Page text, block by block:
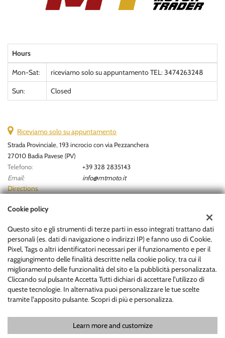
Hours
Mon-Sat: riceviamo solo su appuntamento TEL: 3474263248
Sun: Closed
Riceviamo solo su appuntamento
Strada Provinciale, 193 incrocio con via Pezzanchera
27010 Badia Pavese (PV)
Telefono:
+39 328 2835143
Email:
info@mtmoto.it
Directions
MOTOR TRADER S.R.L
Via Cavour snc - 26866 Castiraga Vidardo (LO)
Tax code and VAT: 12866770964
Registry of companies:MI
Codice univoco:PXQYICS
Copyright © 2026 GestionaleAuto.com S.r.l., All rights reserved -
the Privacy Policy-Cookie Policy
Cookie policy
Questo sito e gli strumenti di terze parti in esso integrati trattano dati
personali (es. dati di navigazione o indirizzi IP) e fanno uso di Cookie,
Pixel, Tags o altri identificatori necessari per il funzionamento e per il
raggiungimento delle finalità descritte nella cookie policy, tra cui il
miglioramento delle funzionalità del sito e la pubblicità personalizzata.
Cliccando sul pulsante Accetta Tutti dichiari di accettare l'utilizzo di
queste tecnologie. In alternativa puoi personalizzare le tue scelte
tramite l'apposito pulsante. Scopri di più e personalizza.
Learn more and customize